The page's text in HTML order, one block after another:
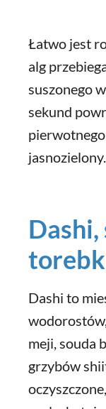
Łatwo jest
alg
suszonego
sekund
jasnozielony.
Dashi,
Dashi to
meji, souda
grzybów